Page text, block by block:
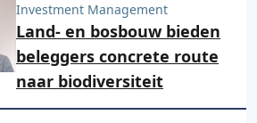
Land- en bosbouw bieden
beleggers concrete route
naar biodiversiteit
Investment Management